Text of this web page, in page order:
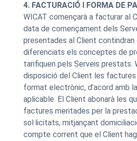
4. FACTURACIÓ I FORMA DE
WICAT començarà a facturar al
data de començament dels
presentades al Client contindran
diferenciats els conceptes de
tarifiquen pels Serveis prestats.
disposició del Client les
format electrònic, d’acord amb
aplicable. El Client abonarà les
factures meritades per la
sol·licitats, mitjançant
compte corrent que el Client